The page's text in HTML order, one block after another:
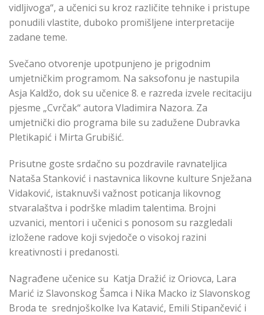
vidljivoga“, a učenici su kroz različite tehnike i pristupe
ponudili vlastite, duboko promišljene interpretacije
zadane teme.
Svečano otvorenje upotpunjeno je prigodnim
umjetničkim programom. Na saksofonu je nastupila
Asja Kaldžo, dok su učenice 8. e razreda izvele recitaciju
pjesme „Cvrčak“ autora Vladimira Nazora. Za
umjetnički dio programa bile su zadužene Dubravka
Pletikapić i Mirta Grubišić.
Prisutne goste srdačno su pozdravile ravnateljica
Nataša Stanković i nastavnica likovne kulture Snježana
Vidaković, istaknuvši važnost poticanja likovnog
stvaralaštva i podrške mladim talentima. Brojni
uzvanici, mentori i učenici s ponosom su razgledali
izložene radove koji svjedoče o visokoj razini
kreativnosti i predanosti.
Nagrađene učenice su Katja Dražić iz Oriovca, Lara
Marić iz Slavonskog Šamca i Nika Macko iz Slavonskog
Broda te srednjoškolke Iva Katavić, Emili Stipančević i